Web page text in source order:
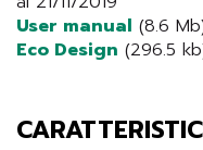
User manual (8.6
Eco Design (296.5